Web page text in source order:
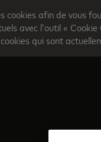
cookies afin de vous
avec l’outil «
qui sont